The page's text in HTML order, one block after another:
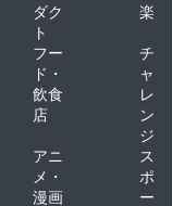
ダク
ト
楽
フー
ド・
飲食
店
チ
ャ
レ
ン
ジ
アニ
メ・
漫画
ス
ポ
ー